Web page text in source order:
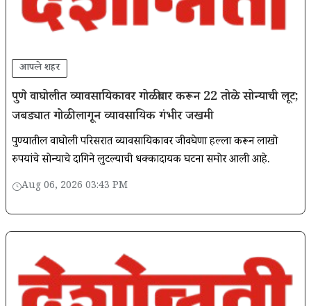
आपले शहर
पुणे वाघोलीत व्यावसायिकावर गोळीबार करून 22 तोळे सोन्याची लूट;
जबड्यात गोळी लागून व्यावसायिक गंभीर जखमी
पुण्यातील वाघोली परिसरात व्यावसायिकावर जीवघेणा हल्ला करून लाखो
रुपयांचे सोन्याचे दागिने लुटल्याची धक्कादायक घटना समोर आली आहे.
Aug 06, 2026 03:43 PM